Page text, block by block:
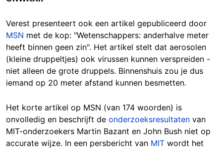
Verest presenteert ook een artikel gepubliceerd door
MSN met de kop: "Wetenschappers: anderhalve meter
heeft binnen geen zin". Het artikel stelt dat aerosolen
(kleine druppeltjes) ook virussen kunnen verspreiden -
niet alleen de grote druppels. Binnenshuis zou je dus
iemand op 20 meter afstand kunnen besmetten.
Het korte artikel op MSN (van 174 woorden) is
onvolledig en beschrijft de onderzoeksresultaten van
MIT-onderzoekers Martin Bazant en John Bush niet op
accurate wijze. In een persbericht van MIT wordt het